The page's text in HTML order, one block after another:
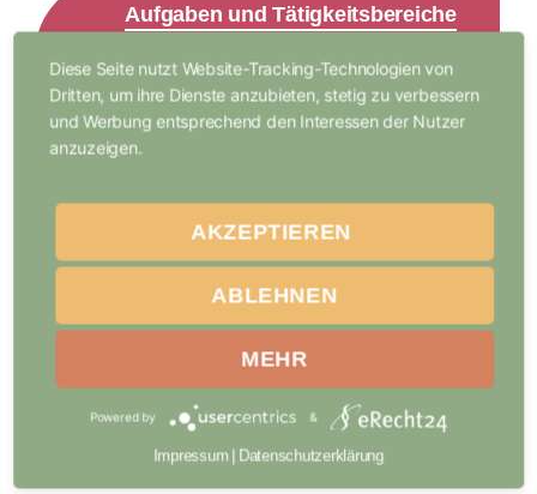
Aufgaben und Tätigkeitsbereiche
Bootsbauer (m/w/d)
konstruieren und bauen Boote mit
fertigen den Innenausbau an und
rüsten Boote mit allen wichtigen Details
Sie kennen sich aus mit Elektronik, Elektrik,
Hydraulik und sind geschult im Umgang mit
Motoren.
Diese Seite nutzt Website-Tracking-Technologien von
Dritten, um ihre Dienste anzubieten, stetig zu verbessern
und Werbung entsprechend den Interessen der Nutzer
anzuzeigen.
AKZEPTIEREN
ABLEHNEN
MEHR
Powered by &
Impressum | Datenschutzerklärung